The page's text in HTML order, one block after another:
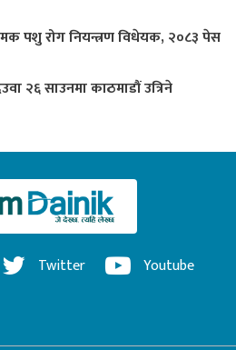
पशु रोग नियन्त्रण विधेयक, २०८३ पेस
२६ साउनमा काठमाडौं उत्रिने
Twitter Youtube